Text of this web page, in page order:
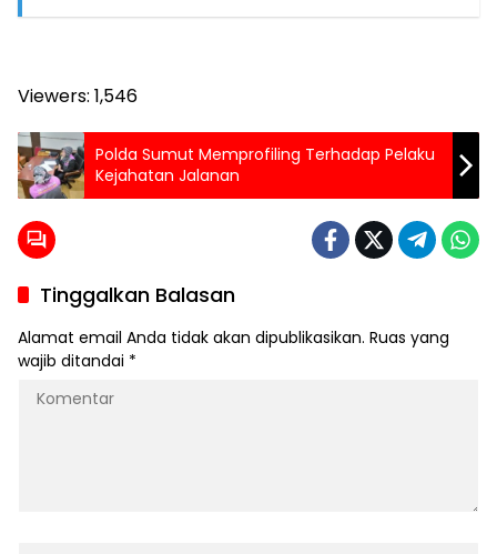
Viewers: 1,546
Polda Sumut Memprofiling Terhadap Pelaku
Kejahatan Jalanan
Tinggalkan Balasan
Alamat email Anda tidak akan dipublikasikan. Ruas yang
wajib ditandai *